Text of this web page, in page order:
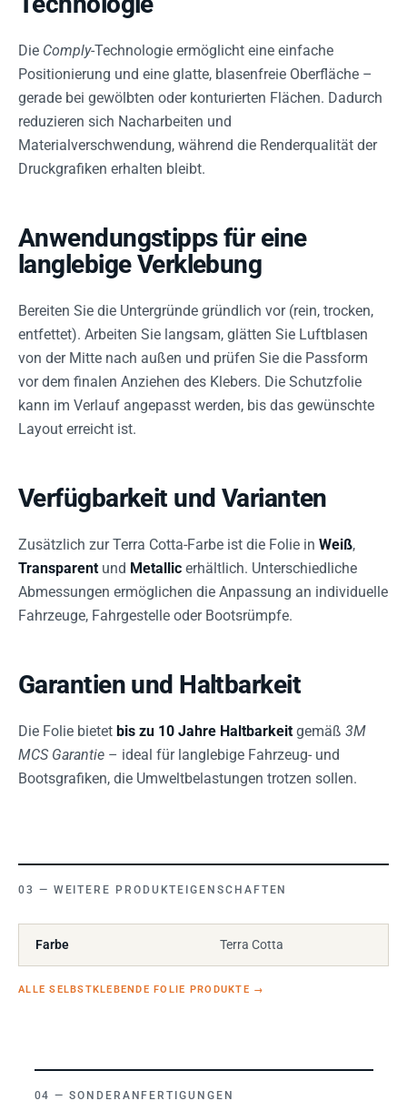
Die Comply-Technologie ermöglicht eine einfache
Positionierung und eine glatte, blasenfreie Oberfläche –
gerade bei gewölbten oder konturierten Flächen. Dadurch
reduzieren sich Nacharbeiten und
Materialverschwendung, während die Renderqualität der
Druckgrafiken erhalten bleibt.
Anwendungstipps für eine
langlebige Verklebung
Bereiten Sie die Untergründe gründlich vor (rein, trocken,
entfettet). Arbeiten Sie langsam, glätten Sie Luftblasen
von der Mitte nach außen und prüfen Sie die Passform
vor dem finalen Anziehen des Klebers. Die Schutzfolie
kann im Verlauf angepasst werden, bis das gewünschte
Layout erreicht ist.
Verfügbarkeit und Varianten
Zusätzlich zur Terra Cotta-Farbe ist die Folie in Weiß,
Transparent und Metallic erhältlich. Unterschiedliche
Abmessungen ermöglichen die Anpassung an individuelle
Fahrzeuge, Fahrgestelle oder Bootsrümpfe.
Garantien und Haltbarkeit
Die Folie bietet bis zu 10 Jahre Haltbarkeit gemäß 3M
MCS Garantie – ideal für langlebige Fahrzeug- und
Bootsgrafiken, die Umweltbelastungen trotzen sollen.
WEITERE PRODUKTEIGENSCHAFTEN
Farbe Terra Cotta
ALLE SELBSTKLEBENDE FOLIE PRODUKTE →
SONDERANFERTIGUNGEN